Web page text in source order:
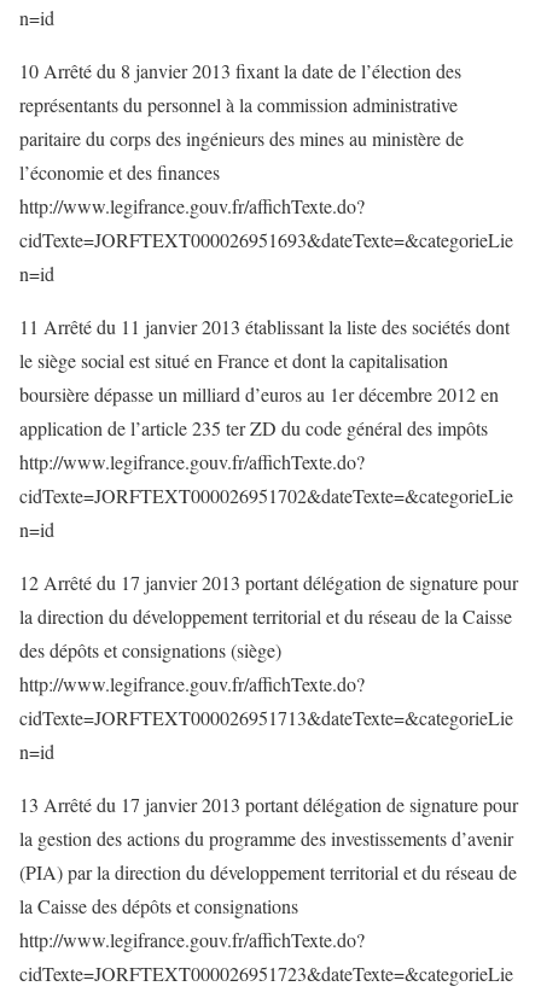
n=id
10 Arrêté du 8 janvier 2013 fixant la date de l’élection des
représentants du personnel à la commission administrative
paritaire du corps des ingénieurs des mines au ministère de
l’économie et des finances
http://www.legifrance.gouv.fr/affichTexte.do?
cidTexte=JORFTEXT000026951693&dateTexte=&categorieLie
n=id
11 Arrêté du 11 janvier 2013 établissant la liste des sociétés dont
le siège social est situé en France et dont la capitalisation
boursière dépasse un milliard d’euros au 1er décembre 2012 en
application de l’article 235 ter ZD du code général des impôts
http://www.legifrance.gouv.fr/affichTexte.do?
cidTexte=JORFTEXT000026951702&dateTexte=&categorieLie
n=id
12 Arrêté du 17 janvier 2013 portant délégation de signature pour
la direction du développement territorial et du réseau de la Caisse
des dépôts et consignations (siège)
http://www.legifrance.gouv.fr/affichTexte.do?
cidTexte=JORFTEXT000026951713&dateTexte=&categorieLie
n=id
13 Arrêté du 17 janvier 2013 portant délégation de signature pour
la gestion des actions du programme des investissements d’avenir
(PIA) par la direction du développement territorial et du réseau de
la Caisse des dépôts et consignations
http://www.legifrance.gouv.fr/affichTexte.do?
cidTexte=JORFTEXT000026951723&dateTexte=&categorieLie